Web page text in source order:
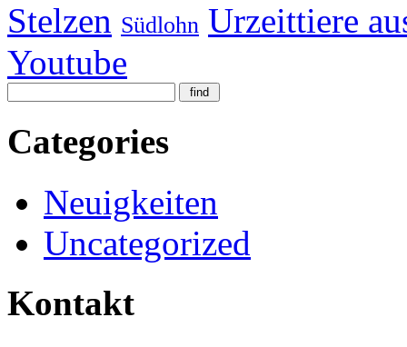
Stelzen Südlohn Urzeittiere
Youtube
Categories
Neuigkeiten
Uncategorized
Kontakt